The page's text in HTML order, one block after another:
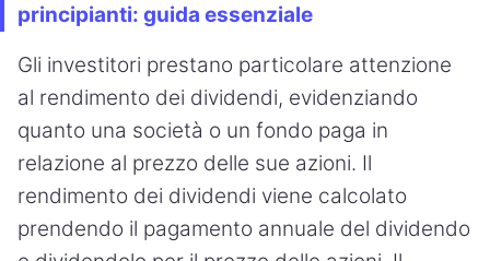
principianti: guida essenziale
Gli investitori prestano particolare attenzione
al rendimento dei dividendi, evidenziando
quanto una società o un fondo paga in
relazione al prezzo delle sue azioni. Il
rendimento dei dividendi viene calcolato
prendendo il pagamento annuale del dividendo